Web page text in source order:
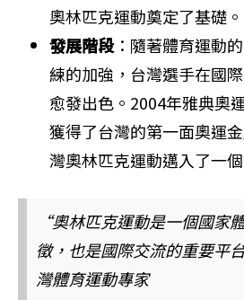
奧林匹克運動奠定了基礎。
發展階段：隨著體育運動
練的加強，台灣選手在國
愈發出色。2004年雅典奧
獲得了台灣的第一面奧運
灣奧林匹克運動邁入了一
“奧林匹克運動是一個國家
徵，也是國際交流的重要
灣體育運動專家